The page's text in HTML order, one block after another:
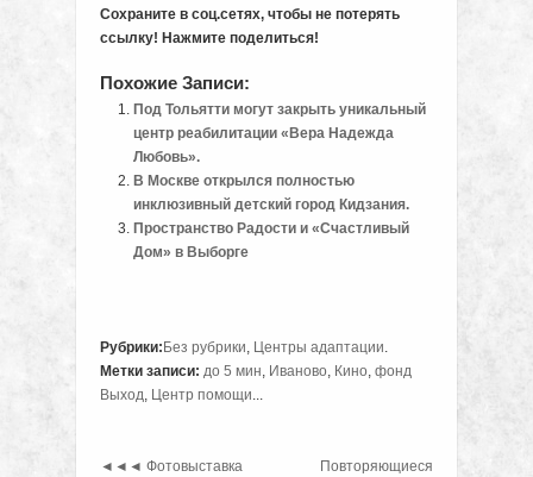
Сохраните в соц.сетях, чтобы не потерять
ссылку! Нажмите поделиться!
Похожие Записи:
Под Тольятти могут закрыть уникальный
центр реабилитации «Вера Надежда
Любовь».
В Москве открылся полностью
инклюзивный детский город Кидзания.
Пространство Радости и «Счастливый
Дом» в Выборге
Рубрики: Без рубрики, Центры адаптации.
Метки записи: до 5 мин, Иваново, Кино, фонд
Выход, Центр помощи...
◄◄◄ Фотовыставка
Повторяющиеся